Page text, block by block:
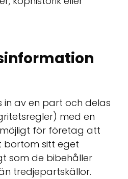
av en part och delas
med en
för företag att
bortom sitt eget
som de bibehåller
tredjepartskällor.